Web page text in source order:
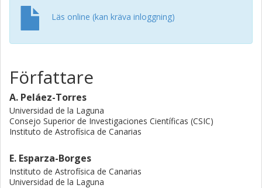
Läs online (kan kräva inloggning)
Författare
A. Peláez-Torres
Universidad de la Laguna
Consejo Superior de Investigaciones Científicas (CSIC)
Instituto de Astrofísica de Canarias
E. Esparza-Borges
Instituto de Astrofísica de Canarias
Universidad de la Laguna